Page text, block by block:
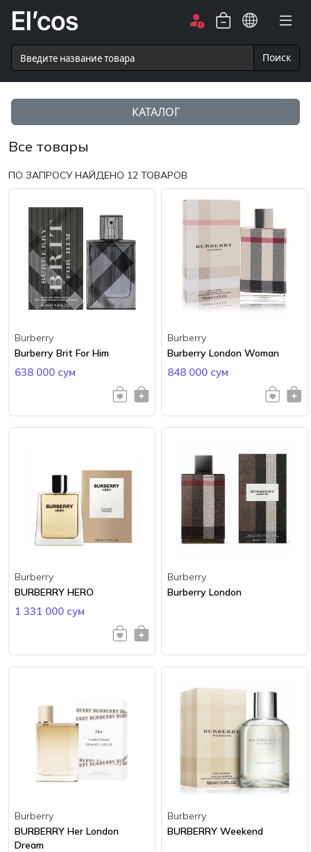
Поиск
КАТАЛОГ
Все товары
ПО ЗАПРОСУ НАЙДЕНО 12 ТОВАРОВ
Burberry
Burberry Brit For Him
638 000 сум
Burberry
Burberry London Woman
848 000 сум
Burberry
BURBERRY HERO
1 331 000 сум
Burberry
Burberry London
Burberry
BURBERRY Her London
Dream
Burberry
BURBERRY Weekend